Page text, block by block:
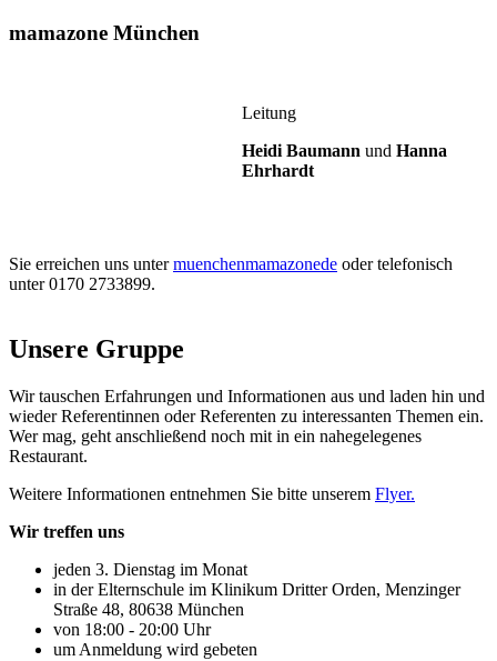
mamazone München
Leitung
Heidi Baumann und Hanna
Ehrhardt
Sie erreichen uns untermuenchenmamazonede oder telefonisch
unter 0170 2733899.
Unsere Gruppe
Wir tauschen Erfahrungen und Informationen aus und laden hin und
wieder Referentinnen oder Referenten zu interessanten Themen ein.
Wer mag, geht anschließend noch mit in ein nahegelegenes
Restaurant.
Weitere Informationen entnehmen Sie bitte unserem Flyer.
Wir treffen uns
jeden 3. Dienstag im Monat
in der Elternschule im Klinikum Dritter Orden, Menzinger
Straße 48, 80638 München
von 18:00 - 20:00 Uhr
um Anmeldung wird gebeten